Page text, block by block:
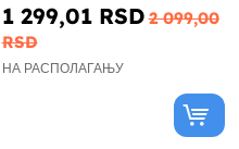
1 299,01 RSD 2 099,00
RSD
НА РАСПОЛАГАЊУ